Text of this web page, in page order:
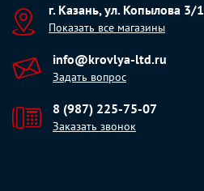
г. Казань, ул. Копылова 3/1
Показать все магазины
info@krovlya-ltd.ru
Задать вопрос
8 (987) 225-75-07
Заказать звонок